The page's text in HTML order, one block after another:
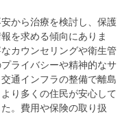
から治療を検討し、保護
を求める傾向にありま
カウンセリングや衛生管
ライバシーや精神的なサ
通インフラの整備で離島
り多くの住民が安心して
。費用や保険の取り扱